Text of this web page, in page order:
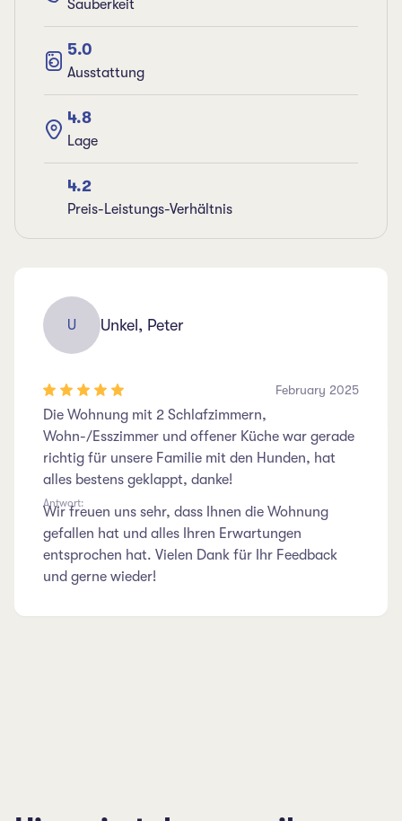
Sauberkeit
5.0
Ausstattung
4.8
Lage
4.2
Preis-Leistungs-Verhältnis
U Unkel, Peter
February 2025
Die Wohnung mit 2 Schlafzimmern,
Wohn-/Esszimmer und offener Küche war gerade
richtig für unsere Familie mit den Hunden, hat
alles bestens geklappt, danke!
Antwort:
Wir freuen uns sehr, dass Ihnen die Wohnung
gefallen hat und alles Ihren Erwartungen
entsprochen hat. Vielen Dank für Ihr Feedback
und gerne wieder!